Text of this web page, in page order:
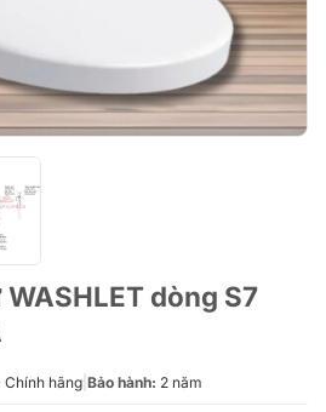
dòng S7
Chính hãng Bảo hành: 2 năm